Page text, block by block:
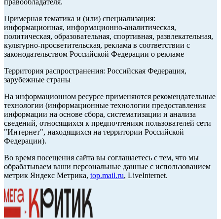
правообладателя.
Примерная тематика и (или) специализация:
информационная, информационно-аналитическая,
политическая, образовательная, спортивная, развлекательная,
культурно-просветительская, реклама в соответствии с
законодательством Российской Федерации о рекламе
Территория распространения: Российская Федерация,
зарубежные страны
На информационном ресурсе применяются рекомендательные
технологии (информационные технологии предоставления
информации на основе сбора, систематизации и анализа
сведений, относящихся к предпочтениям пользователей сети
"Интернет", находящихся на территории Российской
Федерации).
Во время посещения сайта вы соглашаетесь с тем, что мы
обрабатываем ваши персональные данные с использованием
метрик Яндекс Метрика, top.mail.ru, LiveInternet.